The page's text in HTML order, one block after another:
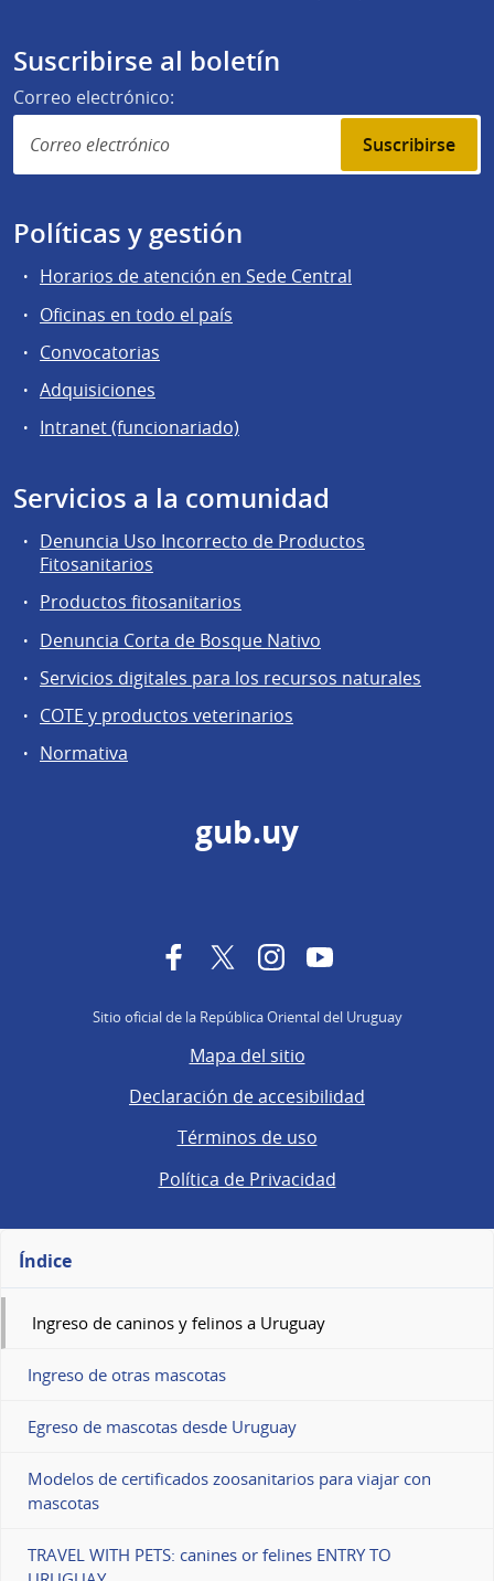
Suscribirse al boletín
Correo electrónico:
Suscribirse
Políticas y gestión
Horarios de atención en Sede Central
Oficinas en todo el país
Convocatorias
Adquisiciones
Intranet (funcionariado)
Servicios a la comunidad
Denuncia Uso Incorrecto de Productos
Fitosanitarios
Productos fitosanitarios
Denuncia Corta de Bosque Nativo
Servicios digitales para los recursos naturales
COTE y productos veterinarios
Normativa
gub.uy
FacebookTwitterInstagramYouTube
Sitio oficial de la República Oriental del Uruguay
Mapa del sitio
Declaración de accesibilidad
Términos de uso
Política de Privacidad
Índice
Ingreso de caninos y felinos a Uruguay
Ingreso de otras mascotas
Egreso de mascotas desde Uruguay
Modelos de certificados zoosanitarios para viajar con
mascotas
TRAVEL WITH PETS: canines or felines ENTRY TO